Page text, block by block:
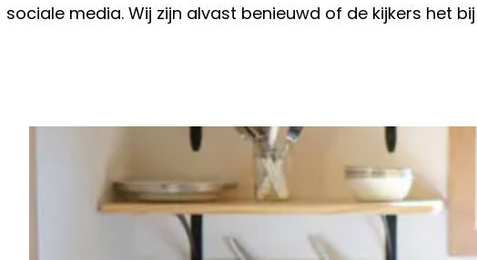
sociale media. Wij zijn alvast benieuwd of de kijkers het
MET GLOEDNIEUWE TATTOO: "ZO MOOI!"